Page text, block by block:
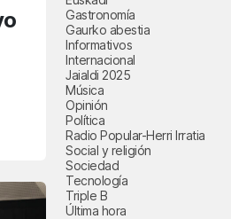
Gastronomía
Gaurko abestia
Informativos
Internacional
Jaialdi 2025
Música
Opinión
Política
Radio Popular-Herri Irratia
Social y religión
Sociedad
Tecnología
Triple B
Última hora